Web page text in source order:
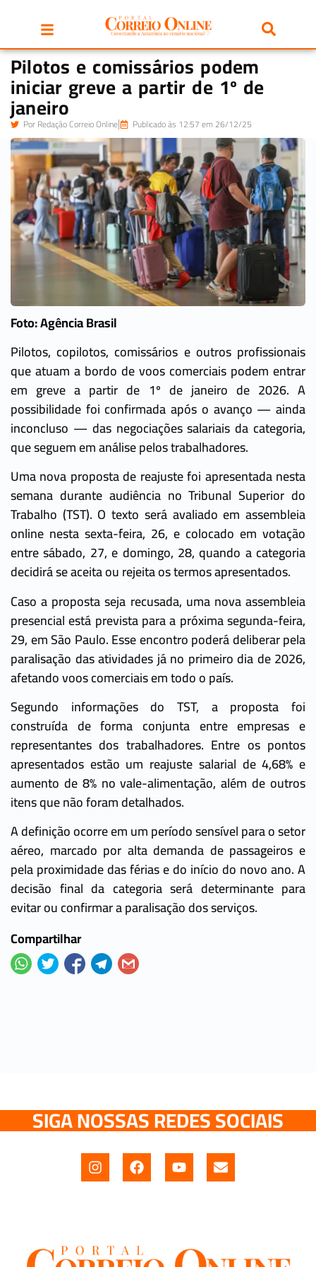
Pilotos e comissários podem
iniciar greve a partir de 1º de
janeiro
PorRedação Correio Online Publicado às 12:57 em 26/12/25
Foto: Agência Brasil
Pilotos, copilotos, comissários e outros profissionais
que atuam a bordo de voos comerciais podem entrar
em greve a partir de 1º de janeiro de 2026. A
possibilidade foi confirmada após o avanço — ainda
inconcluso — das negociações salariais da categoria,
que seguem em análise pelos trabalhadores.
Uma nova proposta de reajuste foi apresentada nesta
semana durante audiência no Tribunal Superior do
Trabalho (TST). O texto será avaliado em assembleia
online nesta sexta-feira, 26, e colocado em votação
entre sábado, 27, e domingo, 28, quando a categoria
decidirá se aceita ou rejeita os termos apresentados.
Caso a proposta seja recusada, uma nova assembleia
presencial está prevista para a próxima segunda-feira,
29, em São Paulo. Esse encontro poderá deliberar pela
paralisação das atividades já no primeiro dia de 2026,
afetando voos comerciais em todo o país.
Segundo informações do TST, a proposta foi
construída de forma conjunta entre empresas e
representantes dos trabalhadores. Entre os pontos
apresentados estão um reajuste salarial de 4,68% e
aumento de 8% no vale-alimentação, além de outros
itens que não foram detalhados.
A definição ocorre em um período sensível para o setor
aéreo, marcado por alta demanda de passageiros e
pela proximidade das férias e do início do novo ano. A
decisão final da categoria será determinante para
evitar ou confirmar a paralisação dos serviços.
Compartilhar
SIGA NOSSAS REDES SOCIAIS